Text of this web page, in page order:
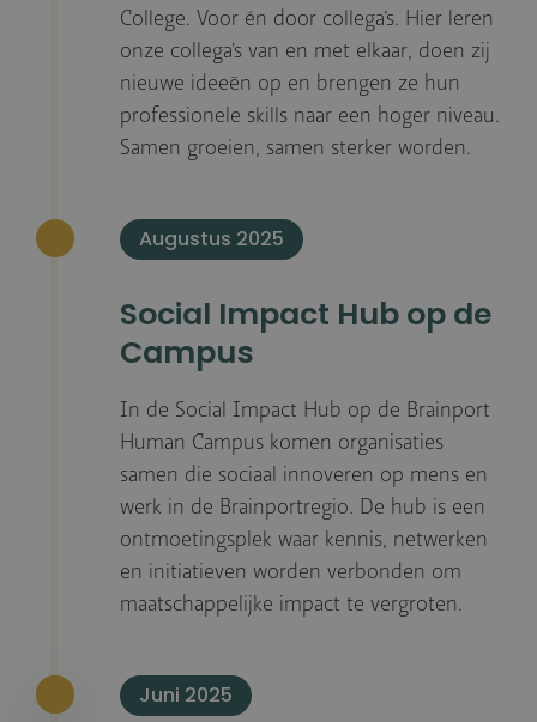
College. Voor én door collega’s. Hier leren
onze collega’s van en met elkaar, doen zij
nieuwe ideeën op en brengen ze hun
professionele skills naar een hoger niveau.
Samen groeien, samen sterker worden.
Augustus 2025
Social Impact Hub op de
Campus
In de Social Impact Hub op de Brainport
Human Campus komen organisaties
samen die sociaal innoveren op mens en
werk in de Brainportregio. De hub is een
ontmoetingsplek waar kennis, netwerken
en initiatieven worden verbonden om
maatschappelijke impact te vergroten.
Juni 2025